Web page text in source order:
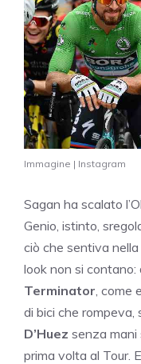
Immagine | Instagram
Sagan ha scalato
Genio, istinto,
ciò che sentiva
look non si contano:
Terminator , come
di bici che rompeva,
D’Huez senza mani
prima volta al Tour.